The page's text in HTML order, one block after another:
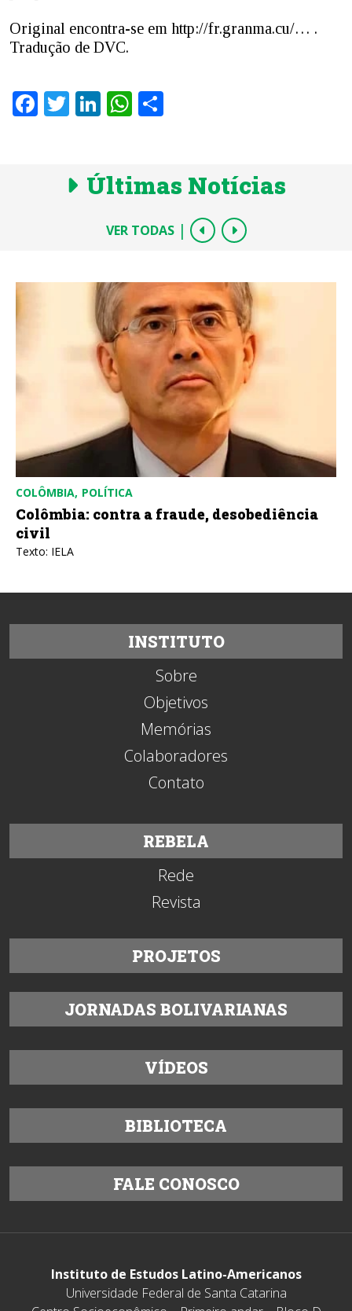
Original encontra-se em http://fr.granma.cu/… .
Tradução de DVC.
Facebook
TwitterLinkedInWhatsApp
Últimas Notícias
VER TODAS |
CUBA POLÍTICA
Cuba: a arte de fabricar uma ameaça
INSTITUTO
Sobre
Objetivos
Memórias
Colaboradores
Contato
REBELA
Rede
Revista
PROJETOS
JORNADAS BOLIVARIANAS
VÍDEOS
BIBLIOTECA
FALE CONOSCO
Instituto de Estudos Latino-Americanos
Universidade Federal de Santa Catarina